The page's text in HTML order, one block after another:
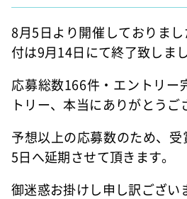
8月5日より開催しておりま
付は9月14日にて終了致しまし
応募総数166件・エントリ
トリー、本当にありがとうご
予想以上の応募数のため、
5日へ延期させて頂きます。
御迷惑お掛けし申し訳ござい